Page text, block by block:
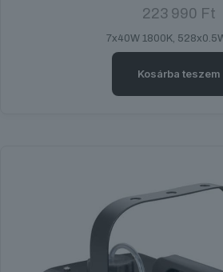
223 990 Ft
7x40W 1800K,
Kosárba teszem